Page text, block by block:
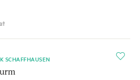
i
SCHAFFHAUSEN